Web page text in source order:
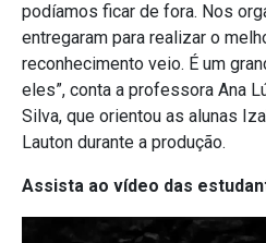
podíamos ficar de fora. Nos
entregaram para realizar o
reconhecimento veio. É um
eles”, conta a professora Ana
Silva, que orientou as alunas
Lauton durante a produção.
Assista ao vídeo das